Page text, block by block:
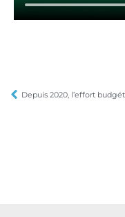
Depuis 2020, l’effort